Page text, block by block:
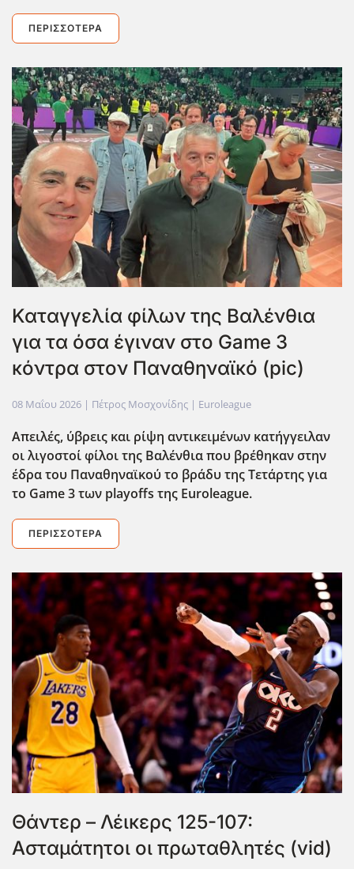
ΠΕΡΙΣΣΌΤΕΡΑ
Καταγγελία φίλων της Βαλένθια
για τα όσα έγιναν στο Game 3
κόντρα στον Παναθηναϊκό (pic)
08 Μαΐου 2026 | Πέτρος Μοσχονίδης | Euroleague
Απειλές, ύβρεις και ρίψη αντικειμένων κατήγγειλαν
οι λιγοστοί φίλοι της Βαλένθια που βρέθηκαν στην
έδρα του Παναθηναϊκού το βράδυ της Τετάρτης για
το Game 3 των playoffs της Euroleague.
ΠΕΡΙΣΣΌΤΕΡΑ
Θάντερ – Λέικερς 125-107:
Ασταμάτητοι οι πρωταθλητές (vid)